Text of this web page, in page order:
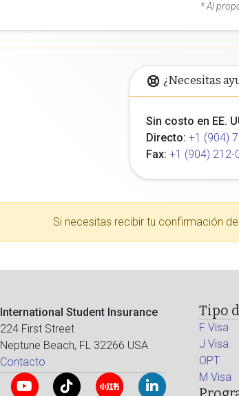
* Al
¿Necesitas
Sin costo en EE.
Directo: +1 (904)
Fax: +1 (904) 212-
Si necesitas recibir tu confirmación
International Student Insurance
224 First Street
Neptune Beach, FL 32266 USA
Contacto
Tipo
F Visa
J Visa
OPT
M Visa